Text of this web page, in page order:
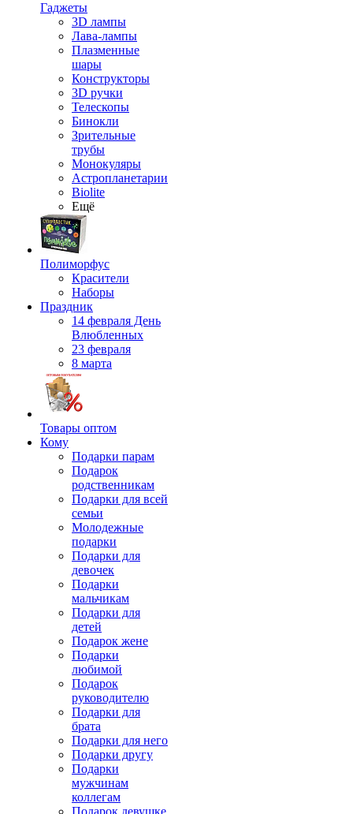
Гаджеты
3D лампы
Лава-лампы
Плазменные
шары
Конструкторы
3D ручки
Телескопы
Бинокли
Зрительные
трубы
Монокуляры
Астропланетарии
Biolite
Ещё
Полиморфус
Красители
Наборы
Праздник
14 февраля День
Влюбленных
23 февраля
8 марта
Товары оптом
Кому
Подарки парам
Подарок
родственникам
Подарки для всей
семьи
Молодежные
подарки
Подарки для
девочек
Подарки
мальчикам
Подарки для
детей
Подарок жене
Подарки
любимой
Подарок
руководителю
Подарки для
брата
Подарки для него
Подарки другу
Подарки
мужчинам
коллегам
Подарок девушке